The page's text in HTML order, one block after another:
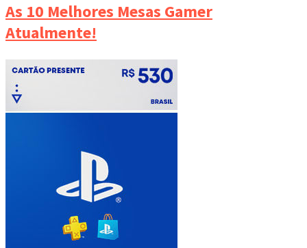
As 10 Melhores Mesas Gamer
Atualmente!